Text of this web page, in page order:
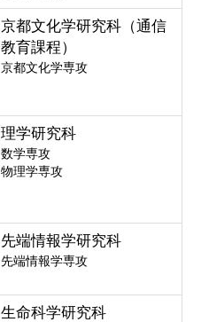
京都文化学研究科（通信
教育課程）
京都文化学専攻
理学研究科
数学専攻
物理学専攻
先端情報学研究科
先端情報学専攻
生命科学研究科